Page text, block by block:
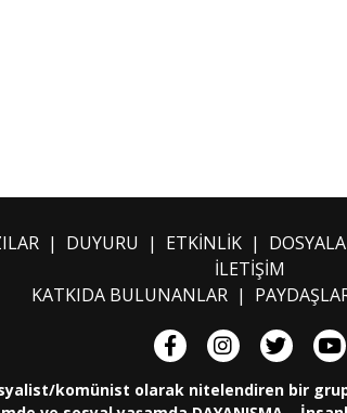
| DUYURU | ETKİNLİK|
İLETİŞİM
KATKIDA BULUNANLAR|
komünist olarak nitelendiren bir grup